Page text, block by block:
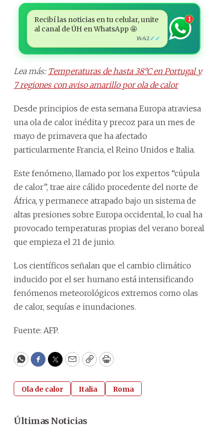
Recibí las noticias en tu celular, unite
al canal de ÚH en WhatsApp 🤩
14:42 ✓✓
1
Lea más: Temperaturas de hasta 38°C en Portugal y
7 regiones con aviso amarillo por ola de calor
Desde principios de esta semana Europa atraviesa
una ola de calor inédita y precoz para un mes de
mayo de primavera que ha afectado
particularmente Francia, el Reino Unidos e Italia.
Este fenómeno, llamado por los expertos “cúpula
de calor”, trae aire cálido procedente del norte de
África, y permanece atrapado bajo un sistema de
altas presiones sobre Europa occidental, lo cual ha
provocado temperaturas propias del verano boreal
que empieza el 21 de junio.
Los científicos señalan que el cambio climático
inducido por el ser humano está intensificando
fenómenos meteorológicos extremos como olas
de calor, sequías e inundaciones.
Fuente: AFP.
WhatsApp
Facebook
Twitter
EmailCopyPrint
Ola de calor Italia Roma
Últimas Noticias